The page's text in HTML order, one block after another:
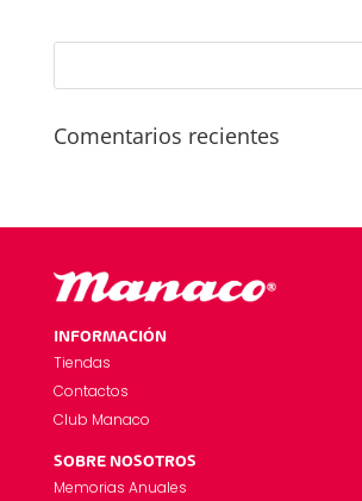
Comentarios recientes
INFORMACIÓN
Tiendas
Contactos
Club Manaco
SOBRE NOSOTROS
Memorias Anuales